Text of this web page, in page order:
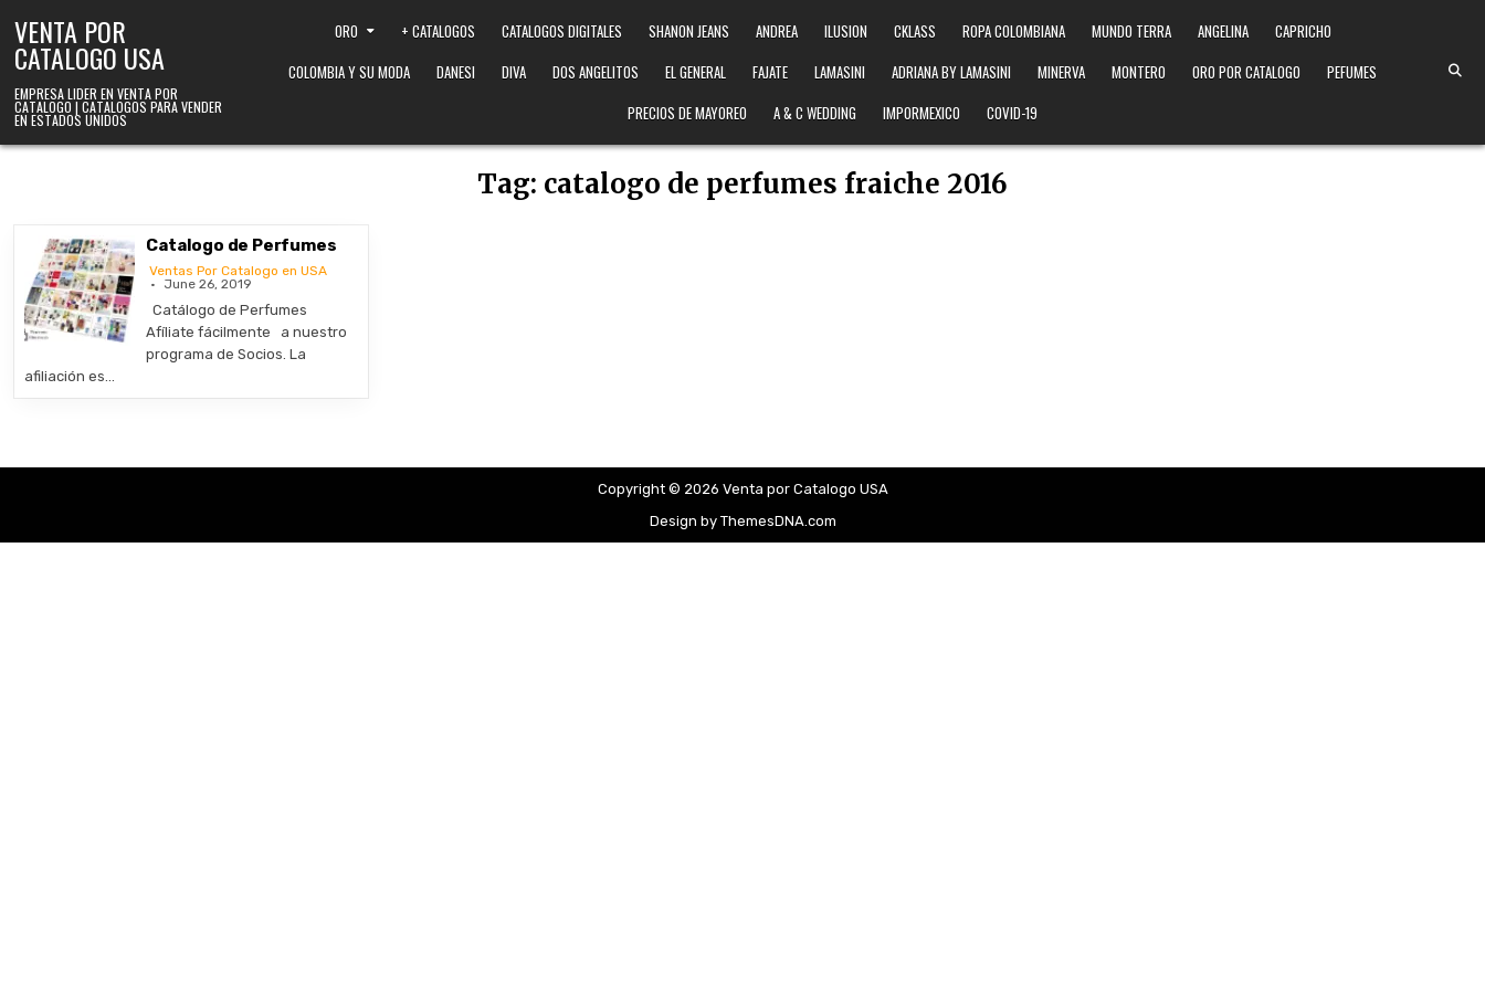
VENTA POR
CATALOGO USA
EMPRESA LIDER EN VENTA POR
CATALOGO | CATALOGOS PARA VENDER
EN ESTADOS UNIDOS
ORO + CATALOGOS CATALOGOS DIGITALES SHANON JEANS ANDREA ILUSION CKLASS ROPA COLOMBIANA MUNDO TERRA ANGELINA
CAPRICHO
COLOMBIA Y SU MODA
DANESI DIVA DOS ANGELITOS EL GENERAL FAJATE LAMASINI ADRIANA BY LAMASINI MINERVA MONTERO ORO POR CATALOGO
PEFUMES
PRECIOS DE MAYOREO
A & C WEDDING IMPORMEXICO COVID-19
Tag: catalogo de perfumes fraiche 2016
Catalogo de Perfumes
Ventas Por Catalogo en USA
June 26, 2019
Catálogo de Perfumes
Afíliate fácilmente a nuestro
programa de Socios. La
afiliación es…
Copyright © 2026 Venta por Catalogo USA
Design by ThemesDNA.com